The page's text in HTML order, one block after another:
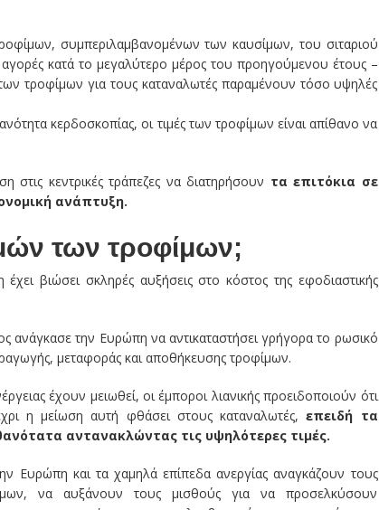
συμπεριλαμβανομένων των καυσίμων, του σιταριού
αγορές κατά το μεγαλύτερο μέρος του προηγούμενου έτους –
των τροφίμων για τους καταναλωτές παραμένουν τόσο υψηλές
κερδοσκοπίας, οι τιμές των τροφίμων είναι απίθανο να
κεντρικές τράπεζες να διατηρήσουν τα επιτόκια σε
ανάπτυξη.
των τροφίμων;
βιώσει σκληρές αυξήσεις στο κόστος της εφοδιαστικής
ανάγκασε την Ευρώπη να αντικαταστήσει γρήγορα το ρωσικό
μεταφοράς και αποθήκευσης τροφίμων.
έχουν μειωθεί, οι έμποροι λιανικής προειδοποιούν ότι
η μείωση αυτή φθάσει στους καταναλωτές,επειδή τα
αντανακλώντας τις υψηλότερες τιμές.
και τα χαμηλά επίπεδα ανεργίας αναγκάζουν τους
να αυξάνουν τους μισθούς για να προσελκύσουν